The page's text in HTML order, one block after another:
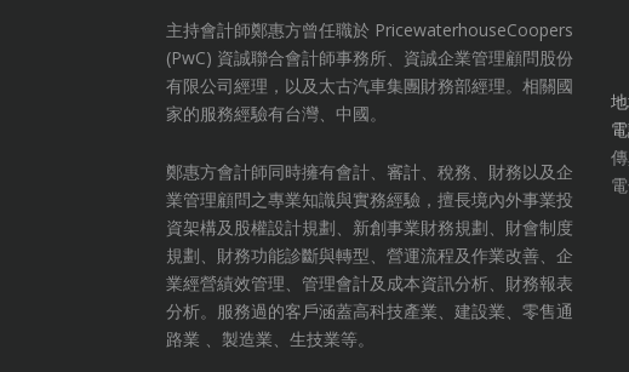
主持會計師鄭惠方曾任職於 PricewaterhouseCoopers
(PwC) 資誠聯合會計師事務所、資誠企業管理顧問股份
有限公司經理，以及太古汽車集團財務部經理。相關國
家的服務經驗有台灣、中國。
鄭惠方會計師同時擁有會計、審計、稅務、財務以及企
業管理顧問之專業知識與實務經驗，擅長境內外事業投
資架構及股權設計規劃、新創事業財務規劃、財會制度
規劃、財務功能診斷與轉型、營運流程及作業改善、企
業經營績效管理、管理會計及成本資訊分析、財務報表
分析。服務過的客戶涵蓋高科技產業、建設業、零售通
路業 、製造業、生技業等。